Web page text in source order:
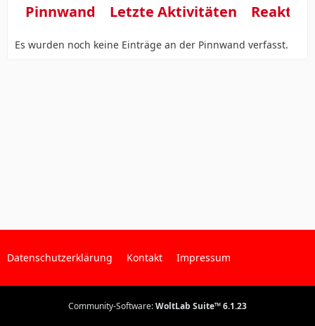
Pinnwand Letzte Aktivitäten
Es wurden noch keine Einträge an der Pinnwand verfasst.
Datenschutzerklärung Kontakt Impressum
Community-Software:WoltLab Suite™ 6.1.23